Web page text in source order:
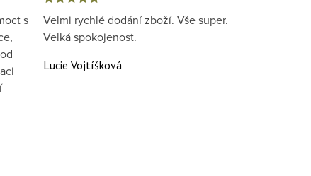
s
Velmi rychlé dodání zboží. Vše super.
Velká spokojenost.
Lucie Vojtíšková